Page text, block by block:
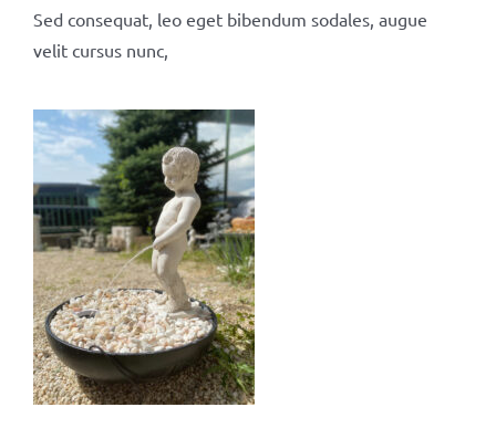
Sed consequat, leo eget bibendum sodales, augue
velit cursus nunc,